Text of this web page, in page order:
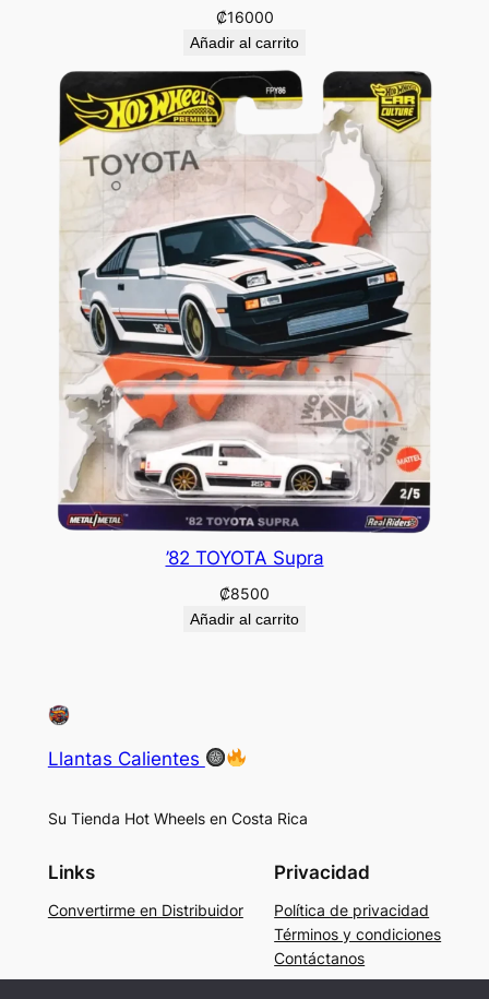
₡16000
Añadir al carrito
’82 TOYOTA Supra
₡8500
Añadir al carrito
Llantas Calientes
Su Tienda Hot Wheels en Costa Rica
Links
Convertirme en Distribuidor
Privacidad
Política de privacidad
Términos y condiciones
Contáctanos